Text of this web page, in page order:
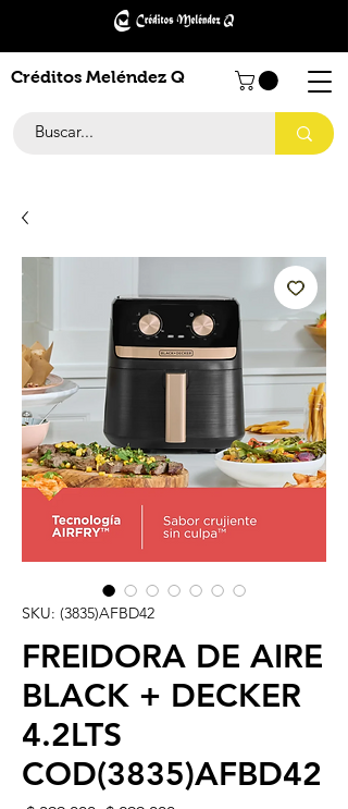
Créditos Meléndez Q
SKU: (3835)AFBD42
FREIDORA DE AIRE
BLACK + DECKER
4.2LTS
COD(3835)AFBD42